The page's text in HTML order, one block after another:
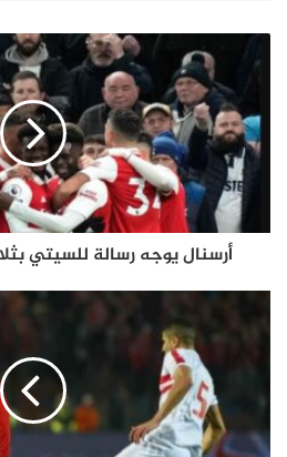
أرسنال يوجه رسالة للسيتي